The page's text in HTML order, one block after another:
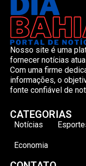
Nosso site é uma
fornecer notícias
Com uma firme
informações, o
fonte confiável de
CATEGORIAS
Notícias
Economia